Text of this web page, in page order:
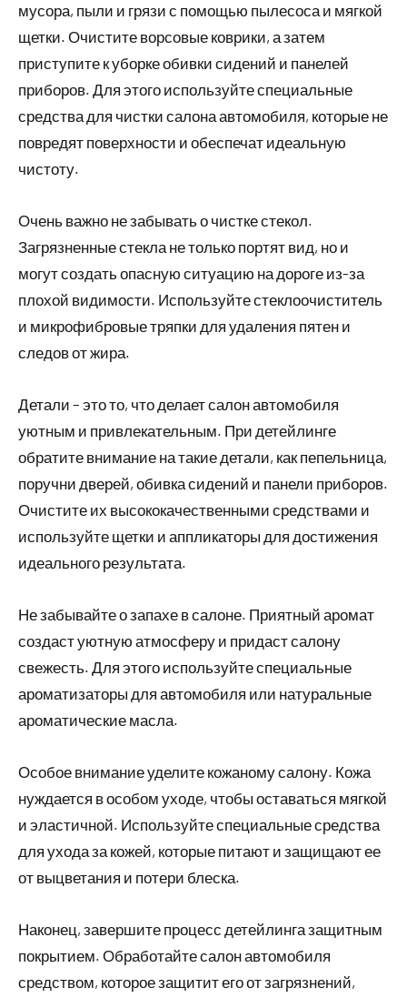
мусора, пыли и грязи с помощью пылесоса и мягкой
щетки. Очистите ворсовые коврики, а затем
приступите к уборке обивки сидений и панелей
приборов. Для этого используйте специальные
средства для чистки салона автомобиля, которые не
повредят поверхности и обеспечат идеальную
чистоту.
Очень важно не забывать о чистке стекол.
Загрязненные стекла не только портят вид, но и
могут создать опасную ситуацию на дороге из-за
плохой видимости. Используйте стеклоочиститель
и микрофибровые тряпки для удаления пятен и
следов от жира.
Детали – это то, что делает салон автомобиля
уютным и привлекательным. При детейлинге
обратите внимание на такие детали, как пепельница,
поручни дверей, обивка сидений и панели приборов.
Очистите их высококачественными средствами и
используйте щетки и аппликаторы для достижения
идеального результата.
Не забывайте о запахе в салоне. Приятный аромат
создаст уютную атмосферу и придаст салону
свежесть. Для этого используйте специальные
ароматизаторы для автомобиля или натуральные
ароматические масла.
Особое внимание уделите кожаному салону. Кожа
нуждается в особом уходе, чтобы оставаться мягкой
и эластичной. Используйте специальные средства
для ухода за кожей, которые питают и защищают ее
от выцветания и потери блеска.
Наконец, завершите процесс детейлинга защитным
покрытием. Обработайте салон автомобиля
средством, которое защитит его от загрязнений,